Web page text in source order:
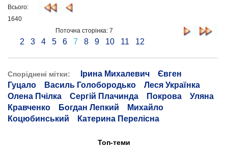
Всього:
1640
Поточна сторінка: 7
2 3 4 5 6 7 8 9 10 11 12
Споріднені мітки: Ірина Михалевич
Євген
Гуцало
Василь Голобородько
Леся Українка
Олена Пчілка
Сергій Плачинда Покрова
Уляна
Кравченко
Богдан Лепкий
Михайло
Коцюбинський
Катерина Перелісна
Топ-теми